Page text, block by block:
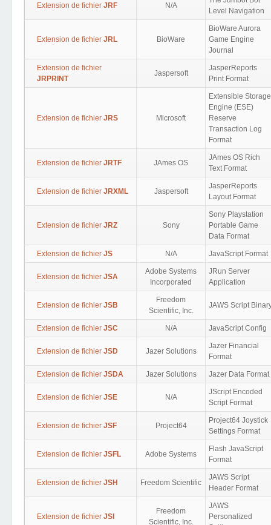
Extension de fichier JRF N/A
Level Navigation
Extension de fichier JRL BioWare
BioWare Aurora
Game Engine
Journal
Extension de fichier
JRPRINT
Jaspersoft
JasperReports
Print Format
Extension de fichier JRS Microsoft
Extensible Storage
Engine (ESE)
Reserve
Transaction Log
Format
Extension de fichier JRTF JAmes OS
JAmes OS Rich
Text Format
Extension de fichier JRXML Jaspersoft
JasperReports
Layout Format
Extension de fichier JRZ Sony
Sony Playstation
Portable Game
Data Format
Extension de fichier JS N/A JavaScript Format
Extension de fichier JSA
Adobe Systems
Incorporated
JRun Server
Application
Extension de fichier JSB
Freedom
Scientific, Inc.
JAWS Script
Extension de fichier JSC N/A JavaScript Config
Extension de fichier JSD Jazer Solutions
Jazer Financial
Format
Extension de fichier JSDA Jazer Solutions Jazer Data Format
Extension de fichier JSE N/A
JScript Encoded
Script Format
Extension de fichier JSF Project64
Project64 Joystick
Settings Format
Extension de fichier JSFL Adobe Systems
Flash JavaScript
Format
Extension de fichier JSH Freedom Scientific
JAWS Script
Header Format
Extension de fichier JSI
Freedom
Scientific, Inc.
JAWS
Personalized